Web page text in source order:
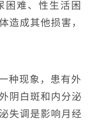
困难、性生活困
造成其他损害，
种现象，患有外
阴白斑和内分泌
失调是影响月经